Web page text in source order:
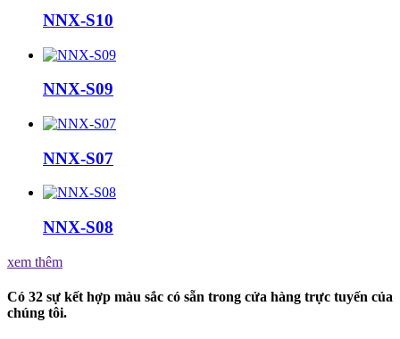
NNX-S10
NNX-S09
NNX-S07
NNX-S08
xem thêm
Có 32 sự kết hợp màu sắc có sẵn trong cửa hàng trực tuyến của
chúng tôi.